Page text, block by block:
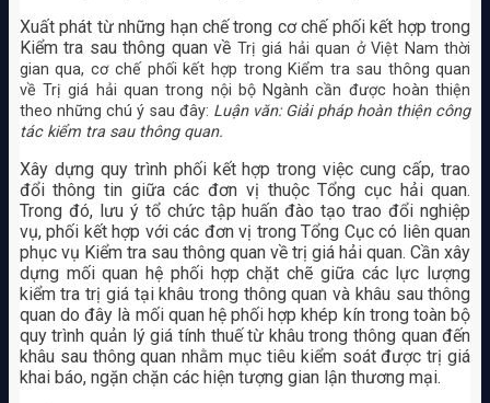
Xuất phát từ những hạn chế trong cơ chế phối kết hợp trong
Kiểm tra sau thông quan về Trị giá hải quan ở Việt Nam thời
gian qua, cơ chế phối kết hợp trong Kiểm tra sau thông quan
về Trị giá hải quantrong nội bộ Ngành cần được hoàn thiện
theo những chú ý sau đây: Luận văn: Giải pháp hoàn thiện công
tác kiểm tra sau thông quan.
Xây dựng quy trình phối kết hợp trong việc cung cấp, trao
đổi thông tin giữa các đơn vị thuộc Tổng cục hải quan.
Trong đó, lưu ý tổ chức tập huấn đào tạo trao đổi nghiệp
vụ, phối kết hợp với các đơn vị trong Tổng Cục có liên quan
phục vụ Kiểm tra sau thông quan về trị giá hải quan. Cần xây
dựng mối quan hệ phối hợp chặt chẽ giữa các lực lượng
kiểm tra trị giá tại khâu trong thông quan và khâu sau thông
quan do đây là mối quan hệ phối hợp khép kín trong toàn bộ
quy trình quản lý giá tính thuế từ khâu trong thông quan đến
khâu sau thông quan nhằm mục tiêu kiểm soát được trị giá
khai báo, ngặn chặn các hiện tượng gian lận thương mại.